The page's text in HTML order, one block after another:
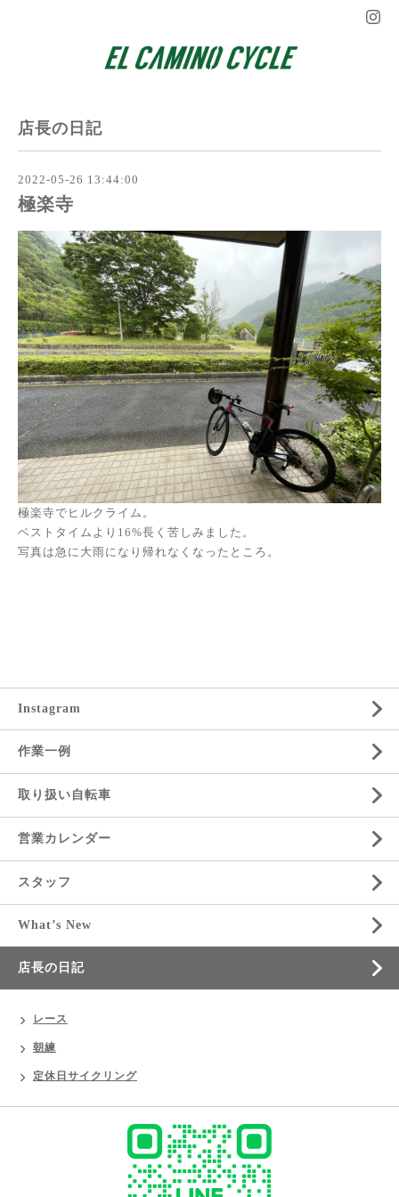
店長の日記
2022-05-26 13:44:00
極楽寺
極楽寺でヒルクライム。
ベストタイムより16%長く苦しみました。
写真は急に大雨になり帰れなくなったところ。
Instagram
作業一例
取り扱い自転車
営業カレンダー
スタッフ
What’s New
店長の日記
レース
朝練
定休日サイクリング